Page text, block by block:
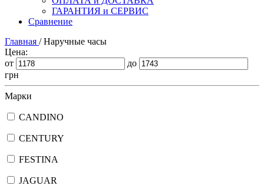
ГАРАНТИЯ и СЕРВИС
Сравнение
Главная /Наручные часы
Цена:
от
до
грн
Марки
CANDINO
CENTURY
FESTINA
JAGUAR